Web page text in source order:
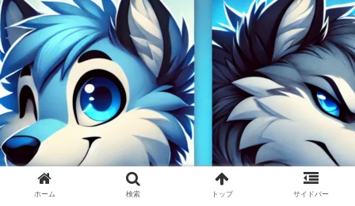
ホーム 検索 トップ サイドバー